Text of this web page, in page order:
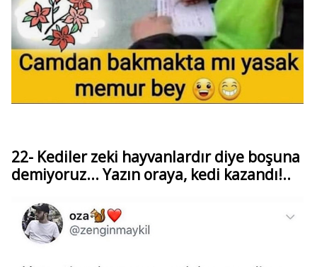
22- Kediler zeki hayvanlardır diye boşuna
demiyoruz... Yazın oraya, kedi kazandı!..